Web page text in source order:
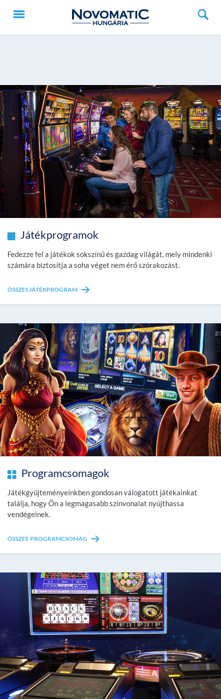
Játékprogramok
Fedezze fel a játékok sokszínű és gazdag világát, mely mindenki
számára biztosítja a soha véget nem érő szórakozást.
ÖSSZES JÁTÉKPROGRAM
Programcsomagok
Játékgyűjteményeinkben gondosan válogatott játékainkat
találja, hogy Ön a legmagasabb színvonalat nyújthassa
vendégeinek.
ÖSSZES PROGRAMCSOMAG